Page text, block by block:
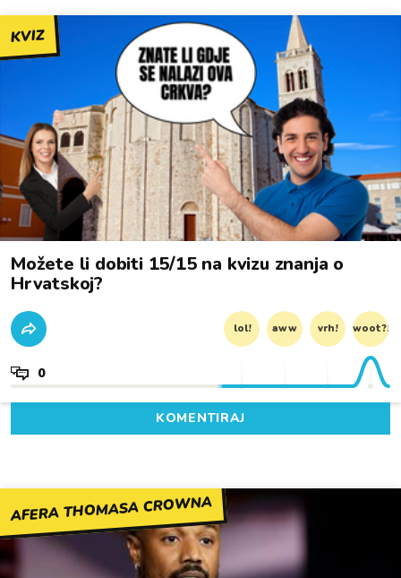
KVIZ
Možete li dobiti 15/15 na kvizu znanja o
Hrvatskoj?
lol! aww vrh! woot?!
0
KOMENTIRAJ
AFERA THOMASA CROWNA